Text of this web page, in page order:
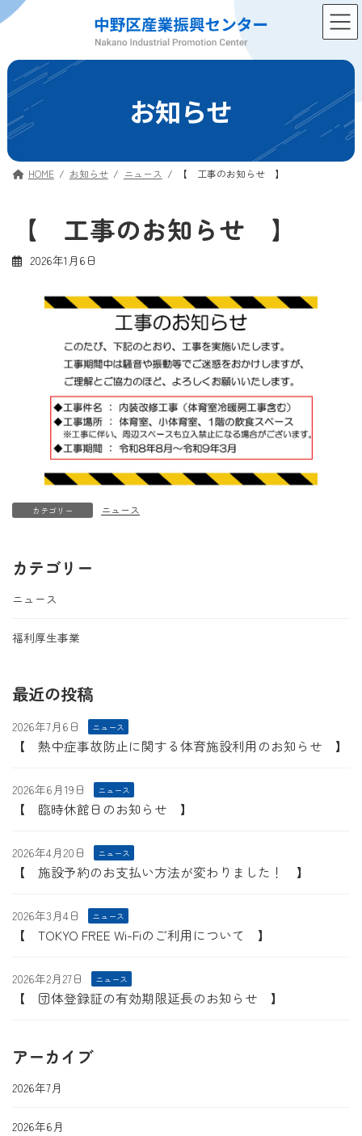
ン
ン
へ
ス
キ
ッ
ビ
ー
ョ
ン
に
移
お知らせ
HOME お知らせ ニュース 【 工事のお知らせ 】
【 工事のお知らせ 】
2026年1月6日
カテゴリー ニュース
カテゴリー
ニュース
福利厚生事業
最近の投稿
2026年7月6日 ニュース
【 熱中症事故防止に関する体育施設利用のお知らせ 】
2026年6月19日 ニュース
【 臨時休館日のお知らせ 】
2026年4月20日 ニュース
【 施設予約のお支払い方法が変わりました！ 】
2026年3月4日 ニュース
【 TOKYO FREE Wi-Fiのご利用について 】
2026年2月27日 ニュース
【 団体登録証の有効期限延長のお知らせ 】
アーカイブ
2026年7月
2026年6月